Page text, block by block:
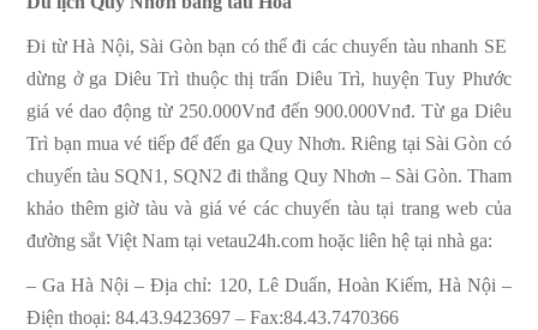
Đi từ Hà Nội, Sài Gòn bạn có thể đi các chuyến tàu nhanh SE
dừng ở ga Diêu Trì thuộc thị trấn Diêu Trì, huyện Tuy Phước
giá vé dao động từ 250.000Vnđ đến 900.000Vnđ. Từ ga Diêu
Trì bạn mua vé tiếp để đến ga Quy Nhơn. Riêng tại Sài Gòn có
chuyến tàu SQN1, SQN2 đi thẳng Quy Nhơn – Sài Gòn. Tham
khảo thêm giờ tàu và giá vé các chuyến tàu tại trang web của
đường sắt Việt Nam tại vetau24h.com hoặc liên hệ tại nhà ga:
– Ga Hà Nội – Địa chỉ: 120, Lê Duẩn, Hoàn Kiếm, Hà Nội –
Điện thoại: 84.43.9423697 – Fax:84.43.7470366